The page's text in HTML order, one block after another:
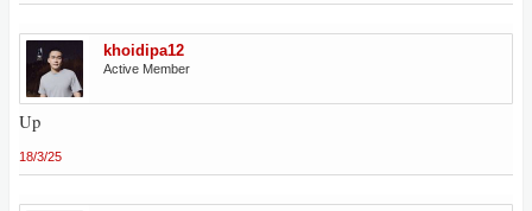
khoidipa12
Active Member
Up
18/3/25